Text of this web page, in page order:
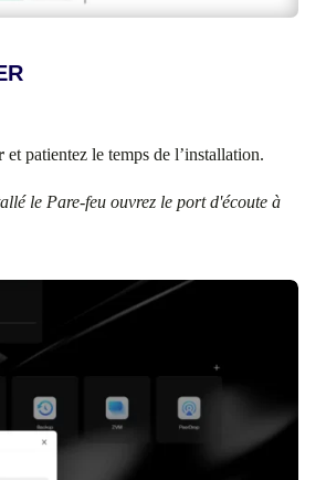
et patientez le temps de l’installation.
le Pare-feu ouvrez le port d'écoute à